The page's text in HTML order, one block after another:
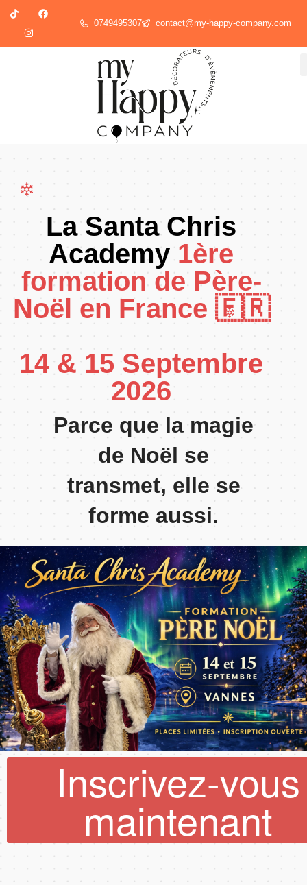
0749495307 contact@my-happy-company.com
La Santa Chris
Academy 1ère
formation de Père-
Noël en France 🇫🇷
14 & 15 Septembre
2026
Parce que la magie
de Noël se
transmet, elle se
forme aussi.
Inscrivez-vous
maintenant